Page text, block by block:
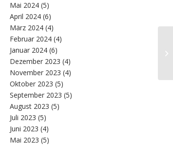
Mai 2024 (5)
April 2024 (6)
März 2024 (4)
Februar 2024 (4)
Januar 2024 (6)
Dezember 2023 (4)
November 2023 (4)
Oktober 2023 (5)
September 2023 (5)
August 2023 (5)
Juli 2023 (5)
Juni 2023 (4)
Mai 2023 (5)